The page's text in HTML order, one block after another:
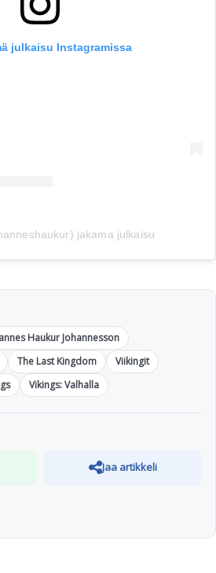
julkaisu Instagramissa
jakama julkaisu
Haukur Johannesson
The Last Kingdom
Viikingit
Vikings: Valhalla
Jaa artikkeli